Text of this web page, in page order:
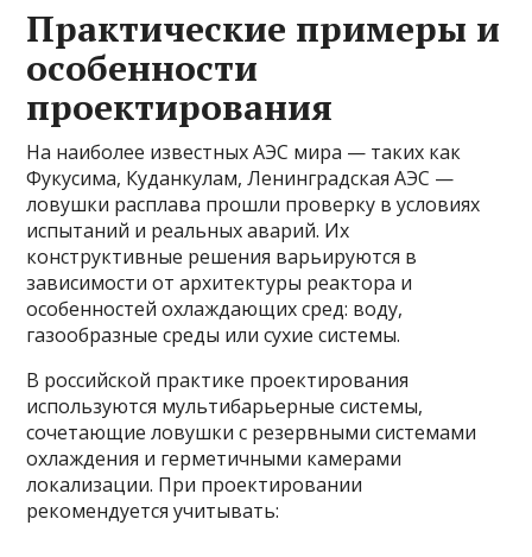
Практические примеры и
особенности
проектирования
На наиболее известных АЭС мира — таких как
Фукусима, Куданкулам, Ленинградская АЭС —
ловушки расплава прошли проверку в условиях
испытаний и реальных аварий. Их
конструктивные решения варьируются в
зависимости от архитектуры реактора и
особенностей охлаждающих сред: воду,
газообразные среды или сухие системы.
В российской практике проектирования
используются мультибарьерные системы,
сочетающие ловушки с резервными системами
охлаждения и герметичными камерами
локализации. При проектировании
рекомендуется учитывать: